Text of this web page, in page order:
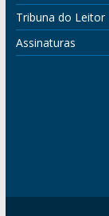
Tribuna do Leitor
Assinaturas